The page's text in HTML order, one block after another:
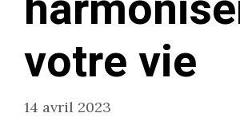
votre vie
14 avril 2023